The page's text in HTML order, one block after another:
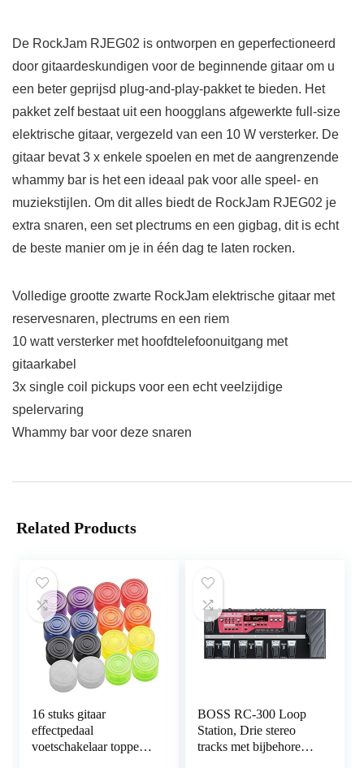
De RockJam RJEG02 is ontworpen en geperfectioneerd
door gitaardeskundigen voor de beginnende gitaar om u
een beter geprijsd plug-and-play-pakket te bieden. Het
pakket zelf bestaat uit een hoogglans afgewerkte full-size
elektrische gitaar, vergezeld van een 10 W versterker. De
gitaar bevat 3 x enkele spoelen en met de aangrenzende
whammy bar is het een ideaal pak voor alle speel- en
muziekstijlen. Om dit alles biedt de RockJam RJEG02 je
extra snaren, een set plectrums en een gigbag, dit is echt
de beste manier om je in één dag te laten rocken.
Volledige grootte zwarte RockJam elektrische gitaar met
reservesnaren, plectrums en een riem
10 watt versterker met hoofdtelefoonuitgang met
gitaarkabel
3x single coil pickups voor een echt veelzijdige
spelervaring
Whammy bar voor deze snaren
Related Products
16 stuks gitaar
effectpedaal
voetschakelaar topper
BOSS RC-300 Loop
Station, Drie stereo
tracks met bijbehorende